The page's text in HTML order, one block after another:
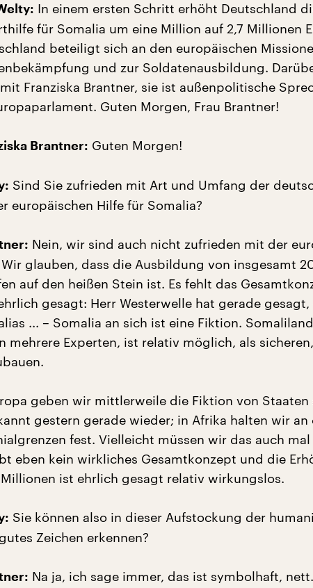
In einem ersten Schritt erhöht Deutschland
für Somalia um eine Million auf 2,7 Millionen
beteiligt sich an den europäischen
und zur Soldatenausbildung.
Franziska Brantner, sie ist außenpolitische
Guten Morgen, Frau Brantner!
Brantner: Guten Morgen!
Sind Sie zufrieden mit Art und Umfang der
europäischen Hilfe für Somalia?
Nein, wir sind auch nicht zufrieden mit der
glauben, dass die Ausbildung von insgesamt
auf den heißen Stein ist. Es fehlt das
gesagt: Herr Westerwelle hat gerade
... – Somalia an sich ist eine Fiktion.
mehrere Experten, ist relativ möglich, als
geben wir mittlerweile die Fiktion von Staaten
gestern gerade wieder; in Afrika halten wir an
fest. Vielleicht müssen wir das auch
eben kein wirkliches Gesamtkonzept und die
ist ehrlich gesagt relativ wirkungslos.
Sie können also in dieser Aufstockung der
Zeichen erkennen?
Na ja, ich sage immer, das ist symbolhaft,